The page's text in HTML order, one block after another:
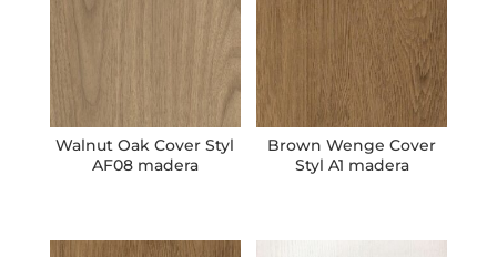
Walnut Oak Cover Styl
AF08 madera
Brown Wenge Cover
Styl A1 madera